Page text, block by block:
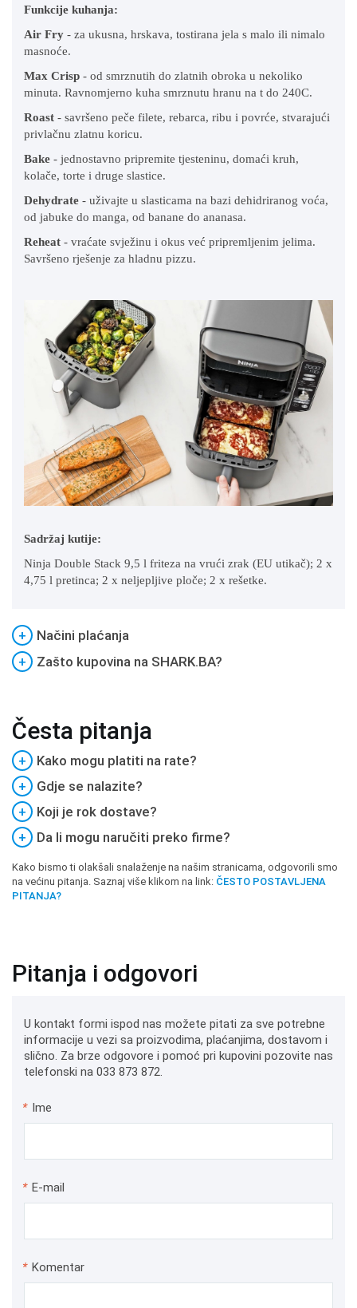
Funkcije kuhanja:
Air Fry - za ukusna, hrskava, tostirana jela s malo ili nimalo
masnoće.
Max Crisp - od smrznutih do zlatnih obroka u nekoliko
minuta. Ravnomjerno kuha smrznutu hranu na t do 240C.
Roast - savršeno peče filete, rebarca, ribu i povrće, stvarajući
privlačnu zlatnu koricu.
Bake - jednostavno pripremite tjesteninu, domaći kruh,
kolače, torte i druge slastice.
Dehydrate - uživajte u slasticama na bazi dehidriranog voća,
od jabuke do manga, od banane do ananasa.
Reheat - vraćate svježinu i okus već pripremljenim jelima.
Savršeno rješenje za hladnu pizzu.
Sadržaj kutije:
Ninja Double Stack 9,5 l friteza na vrući zrak (EU utikač); 2 x
4,75 l pretinca; 2 x neljepljive ploče; 2 x rešetke.
+
Načini plaćanja
+
Zašto kupovina na SHARK.BA?
Česta pitanja
+
Kako mogu platiti na rate?
+
Gdje se nalazite?
+
Koji je rok dostave?
+
Da li mogu naručiti preko firme?
Kako bismo ti olakšali snalaženje na našim stranicama, odgovorili smo
na većinu pitanja. Saznaj više klikom na link: ČESTO POSTAVLJENA
PITANJA?
Pitanja i odgovori
U kontakt formi ispod nas možete pitati za sve potrebne
informacije u vezi sa proizvodima, plaćanjima, dostavom i
slično. Za brze odgovore i pomoć pri kupovini pozovite nas
telefonski na 033 873 872.
* Ime
* E-mail
* Komentar